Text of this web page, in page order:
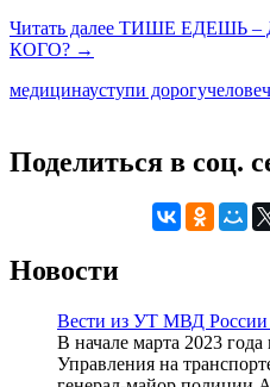
Читать далее ТИШЕ ЕДЕШЬ –
КОГО? →
медицинауступи дорогу
Поделиться в соц.
Новости
Вести из УТ МВД
В начале марта 2023
Управления на